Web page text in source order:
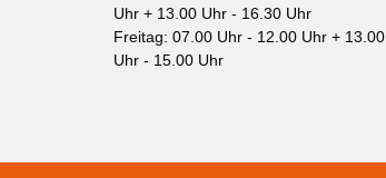
Uhr + 13.00 Uhr - 16.30 Uhr
Freitag: 07.00 Uhr - 12.00 Uhr + 13.00
Uhr - 15.00 Uhr